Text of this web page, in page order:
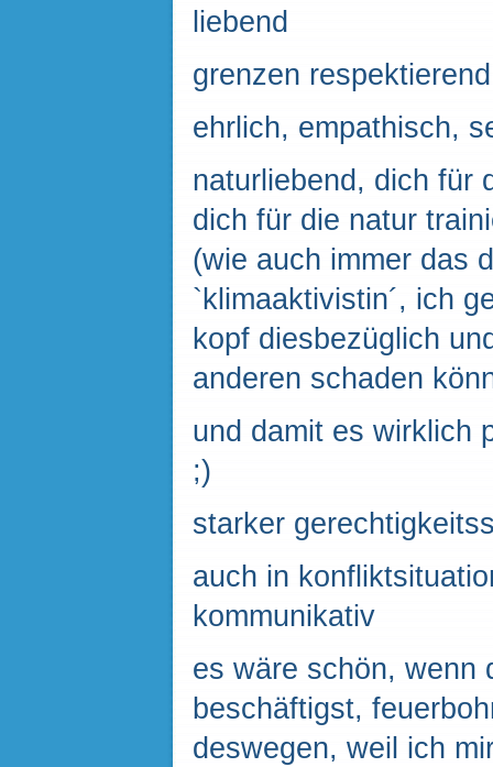
liebend
grenzen
ehrlich, empathisch,
naturliebend, dich für
dich für die natur
(wie auch immer das
`klimaaktivistin´, ich
kopf diesbezüglich
anderen schaden
und damit es wirklich
;)
starker
auch in
kommunikativ
es wäre schön, wenn
beschäftigst,
deswegen, weil ich